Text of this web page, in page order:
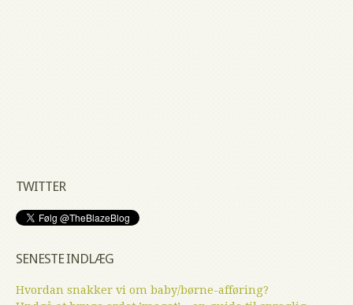
TWITTER
SENESTE INDLÆG
Hvordan snakker vi om baby/børne-afføring?